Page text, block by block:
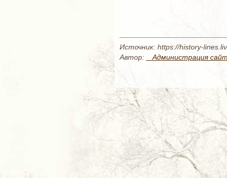
Источник: https://history-
Автор:
_ Администрация